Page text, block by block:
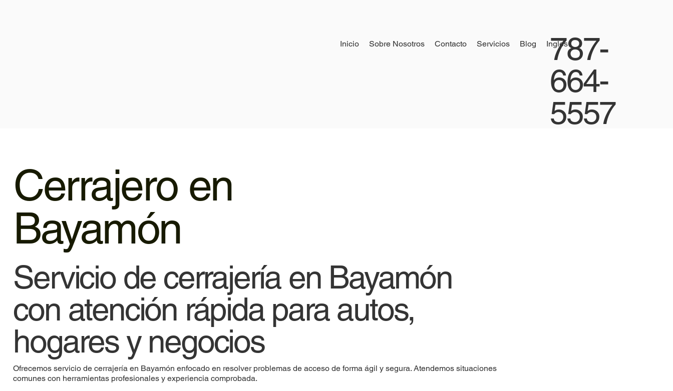
Inicio Sobre Nosotros Contacto Servicios Blog Ingles
787-
664-
5557
Cerrajero en
Bayamón
Servicio de cerrajería en Bayamón
con atención rápida para autos,
hogares y negocios
Ofrecemos servicio de cerrajería en Bayamón enfocado en resolver problemas de acceso de forma ágil y segura. Atendemos situaciones
comunes con herramientas profesionales y experiencia comprobada.